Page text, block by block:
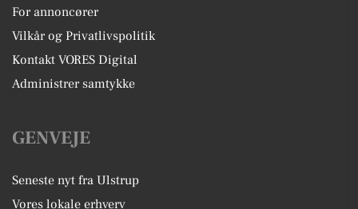
For annoncører
Vilkår og Privatlivspolitik
Kontakt VORES Digital
Administrer samtykke
GENVEJE
Seneste nyt fra Ulstrup
Vores lokale erhverv